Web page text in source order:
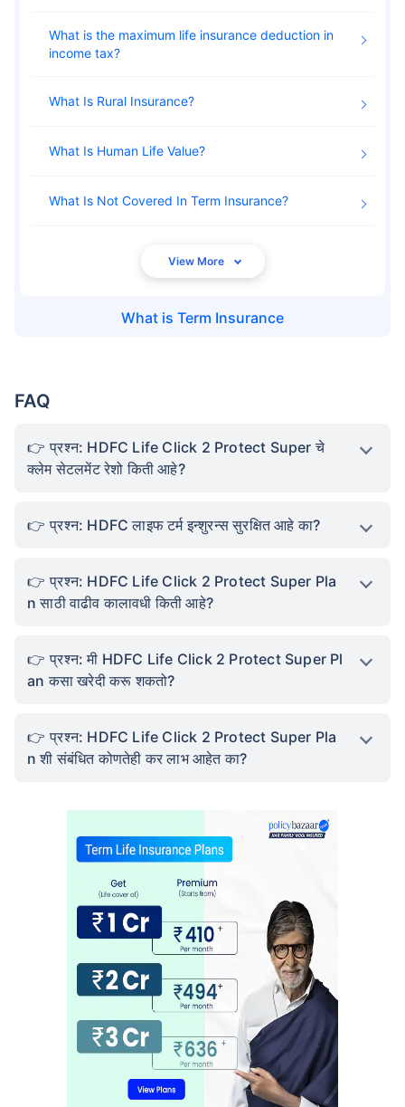
What is Term Insurance
What is the maximum life insurance deduction in
income tax
What Is Rural Insurance
What Is Human Life Value
What Is Not Covered In Term Insurance
FAQ
प्रश्न: HDFC Life Click 2 Protect Super चे
क्लेम सेटलमेंट रेशो किती आहे?
प्रश्न: HDFC लाइफ टर्म इन्शुरन्स सुरक्षित आहे का?
प्रश्न: HDFC Life Click 2 Protect Super Pla
n साठी वाढीव कालावधी किती आहे?
प्रश्न: मी HDFC Life Click 2 Protect Super Pl
an कसा खरेदी करू शकतो?
प्रश्न: HDFC Life Click 2 Protect Super Pla
n शी संबंधित कोणतेही कर लाभ आहेत का?